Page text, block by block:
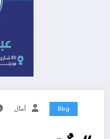
Blog آمال